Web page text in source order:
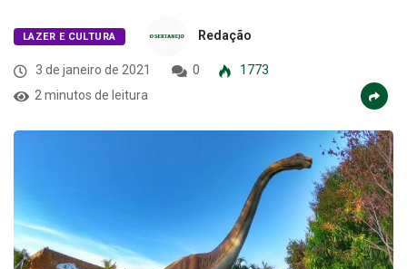
LAZER E CULTURA Redação
3 de janeiro de 2021 0
1773
2 minutos de leitura